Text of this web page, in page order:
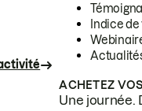
Indice
ACHETEZ
Une journée.